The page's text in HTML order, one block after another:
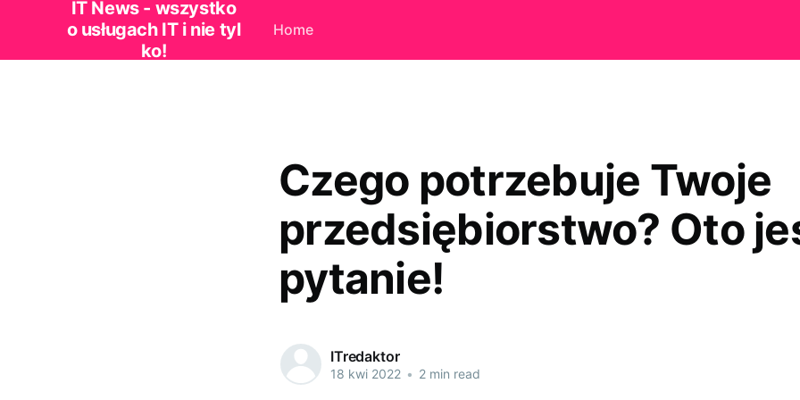
IT News - wszystko
o usługach IT i nie tyl
ko!
Home
Czego potrzebuje Twoje
przedsiębiorstwo? Oto
pytanie!
ITredaktor
18 kwi 2022 • 2 min read